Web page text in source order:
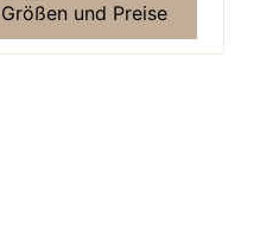
und Preise